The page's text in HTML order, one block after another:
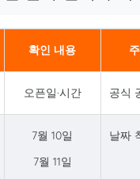
확인 내용
오픈일·시간 공식
7월 10일
7월 11일
날짜